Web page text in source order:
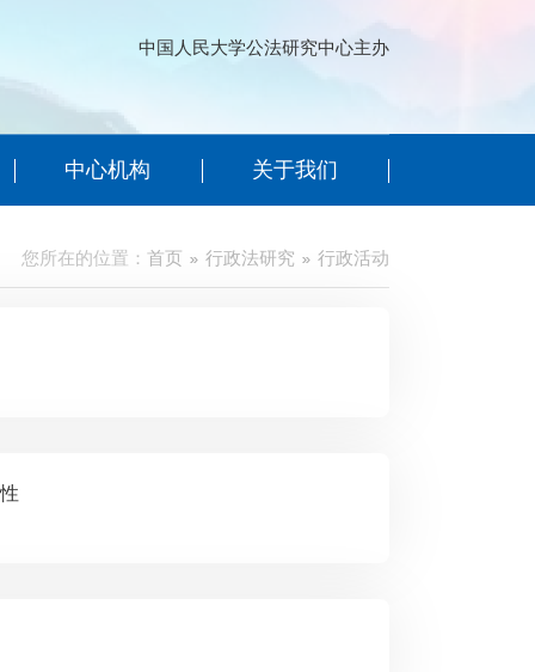
中国人民大学公法研究中心主办
中心机构 关于我们
您所在的位置： 首页 行政法研究 行政活动
性